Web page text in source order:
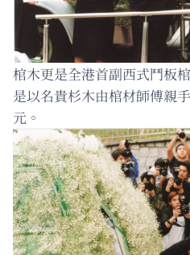
棺木更是全港首副西式鬥板
是以名貴杉木由棺材師傅親
元。